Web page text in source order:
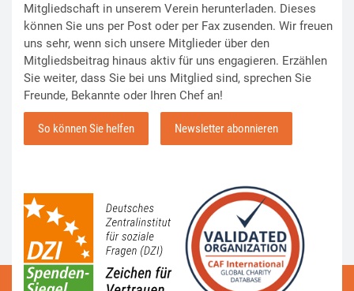
Mitgliedschaft in unserem Verein herunterladen. Dieses
können Sie uns per Post oder per Fax zusenden. Wir freuen
uns sehr, wenn sich unsere Mitglieder über den
Mitgliedsbeitrag hinaus aktiv für uns engagieren. Erzählen
Sie weiter, dass Sie bei uns Mitglied sind, sprechen Sie
Freunde, Bekannte oder Ihren Chef an!
So können Sie helfen Newsletter abonnieren